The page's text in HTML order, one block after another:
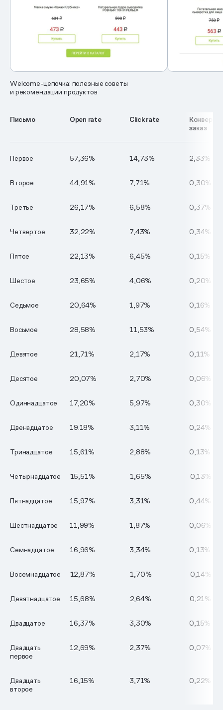
Welcome-цепочка: полезные советы
и рекомендации продуктов
Письмо Open rate Click rate
заказ
Первое 57,36% 14,73% 2,33%
Второе 44,91% 7,71% 0,30%
Третье 26,17% 6,58% 0,37%
Четвертое 32,22% 7,43% 0,34%
Пятое 22,13% 6,45% 0,15%
Шестое 23,65% 4,06% 0,20%
Седьмое 20,64% 1,97% 0,16%
Восьмое 28,58% 11,53% 0,54%
Девятое 21,71% 2,17% 0,11%
Десятое 20,07% 2,70% 0,06%
Одиннадцатое 17,20% 5,97% 0,30%
Двенадцатое 19.18% 3,11% 0,24%
Тринадцатое 15,61% 2,88% 0,13%
Четырнадцатое 15,51% 1,65% 0,13%
Пятнадцатое 15,97% 3,31% 0,44%
Шестнадцатое 11,99% 1,87% 0,06%
Семнадцатое 16,96% 3,34% 0,13%
Восемнадцатое 12,87% 1,70% 0,14%
Девятнадцатое 15,68% 2,64% 0,21%
Двадцатое 16,37% 3,30% 0,15%
Двадцать
первое
12,69% 2,37% 0,07%
Двадцать
второе
16,15% 3,71% 0,22%